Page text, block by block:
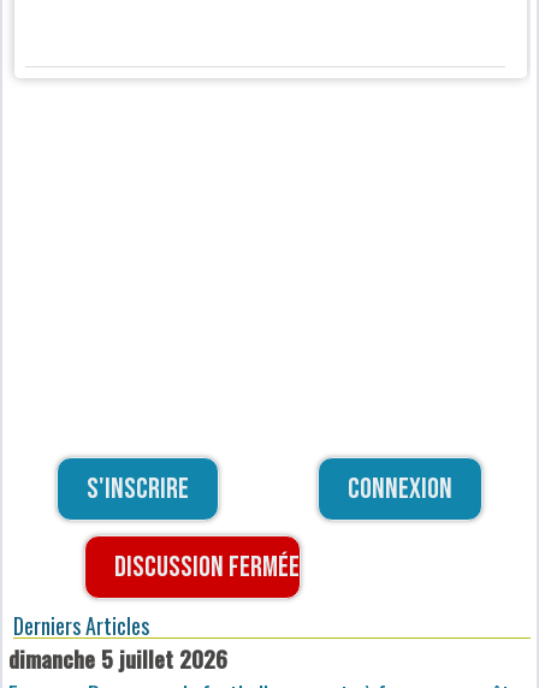
S'inscrire Connexion
Discussion fermée
Derniers Articles
dimanche 5 juillet 2026